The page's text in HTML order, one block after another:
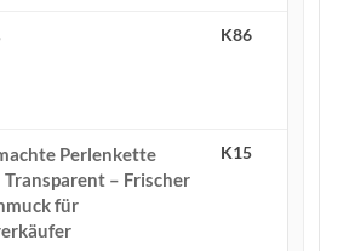
K86
Perlenkette
– Frischer
für
K15